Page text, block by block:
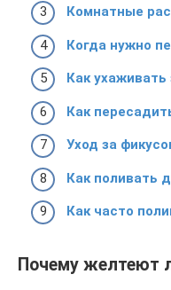
Комнатные
Когда нужно
Как
Как
Уход за
Как поливать
Как часто
Почему желтеют